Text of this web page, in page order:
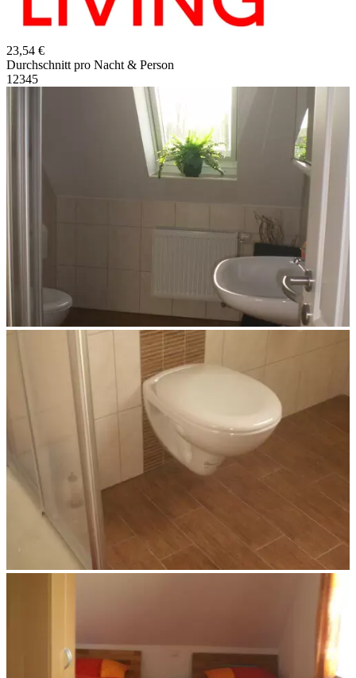
23,54 €
Durchschnitt pro Nacht & Person
1 2345